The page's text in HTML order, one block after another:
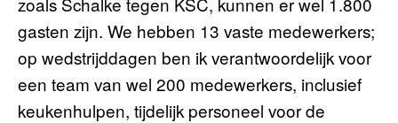
gasten zijn. We hebben 13 vaste medewerkers;
op wedstrijddagen ben ik verantwoordelijk voor
een team van wel 200 medewerkers, inclusief
keukenhulpen, tijdelijk personeel voor de